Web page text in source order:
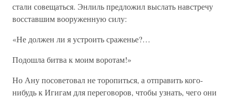
стали совещаться. Энлиль предложил выслать навстречу
восставшим вооруженную силу:
«Не должен ли я устроить сраженье?…
Подошла битва к моим воротам!»
Но Ану посоветовал не торопиться, а отправить кого-
нибудь к Игигам для переговоров, чтобы узнать, чего они